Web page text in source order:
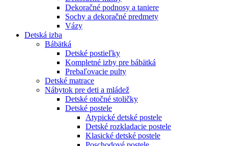
Dekoračné podnosy a taniere
Sochy a dekoračné predmety
Vázy
Detská izba
Bábätká
Detské postieľky
Kompletné izby pre bábätká
Prebaľovacie pulty
Detské matrace
Nábytok pre deti a mládež
Detské otočné stoličky
Detské postele
Atypické detské postele
Detské rozkladacie postele
Klasické detské postele